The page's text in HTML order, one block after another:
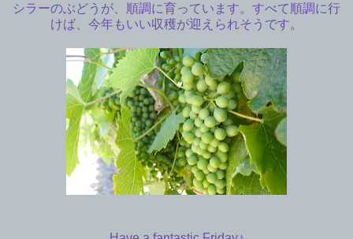
シラーのぶどうが、順調に育っています。すべて順調に行
けば、今年もいい収穫が迎えられそうです。